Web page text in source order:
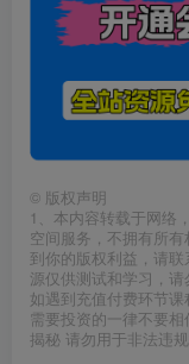
© 版权声明
1、本内容转载于网络
空间服务，不拥有所
到你的版权利益，请
源仅供测试和学习，请
如遇到充值付费环节
需要投资的一律不要
揭秘 请勿用于非法违